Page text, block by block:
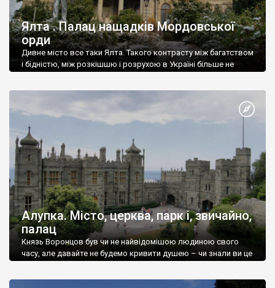
Ялта . Палац нащадків Мордовської
орди
Дивне місто все таки Ялта. Такого контрасту між багатством
і бідністю, між розкішшю і розрухою в Україні більше не
Алупка. Місто, церква, парк і, звичайно,
палац
Князь Воронцов був чи не найвідомішою людиною свого
часу, але давайте не будемо кривити душею – чи знали ви це